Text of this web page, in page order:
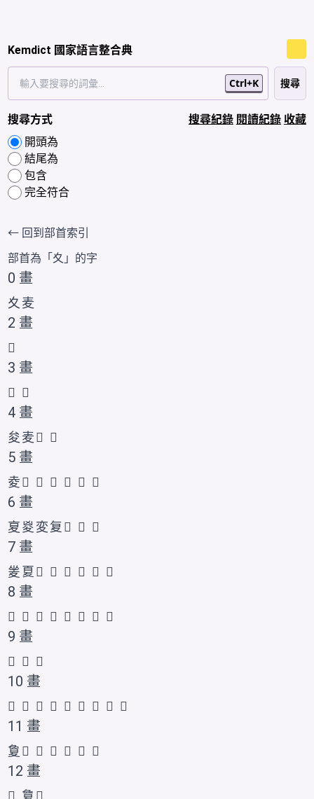
Kemdict 國家語言整合典
Ctrl+K
搜尋方式
開頭為
結尾為
包含
完全符合
搜尋紀錄 閱讀紀錄 收藏
← 回到部首索引
部首為「 夊 」的字
0 畫
夊 麦
2 畫
𭐟
3 畫
𡕞 𡕟
4 畫
夋麦𡕠 𡕡
5 畫
夌𡕢 𡕣 𡕤 𡕥 𭐠 𭐡
6 畫
㚆㚇変复𭐢 𭐣 𭐤
7 畫
夎夏 𠀼 𡕦 𫯋 𫯌 𭐥 𭐦
8 畫
𡕧 𡕪 𡕨 𡕩 𡕫 𡕬 𭐧 𱘤
9 畫
𠌞 𡕭 𰋏
10 畫
𡕮 𡕰 𠭶 𡕯 𡕱 𪤶 𭐨 𭐩 𱘥
11 畫
夐 𡕲 𡕳 𡕴 𡕵 𭐪 𭐫
12 畫
𡕶 𡕷 𭐬